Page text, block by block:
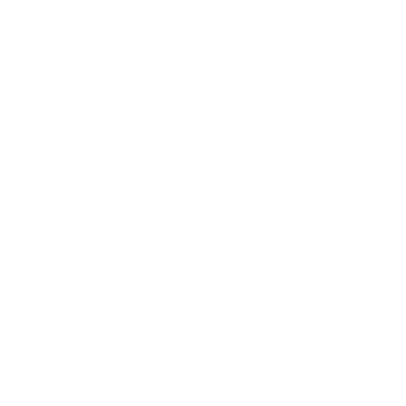
se las arregló para hacerme enojar. Todo lo que
para el dolor. Acababa de recuperarse para ser
atrás. Rechazar a una pareja significaba matar al